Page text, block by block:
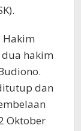
Hakim
hakim
dan
Oktober